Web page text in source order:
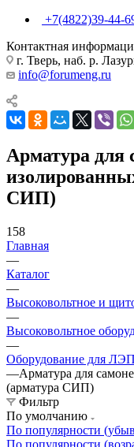
+7(4822)39-44-
Контактная
г. Тверь, наб. р.
info@forumeng.ru
Арматура для
СИП)
158
Главная
—
Каталог
—
Высоковольтное и
—
Высоковольтное
—
Оборудование для ЛЭП
—Арматура для
(арматура СИП)
Фильтр
По умолчанию
По популярности
По популярности